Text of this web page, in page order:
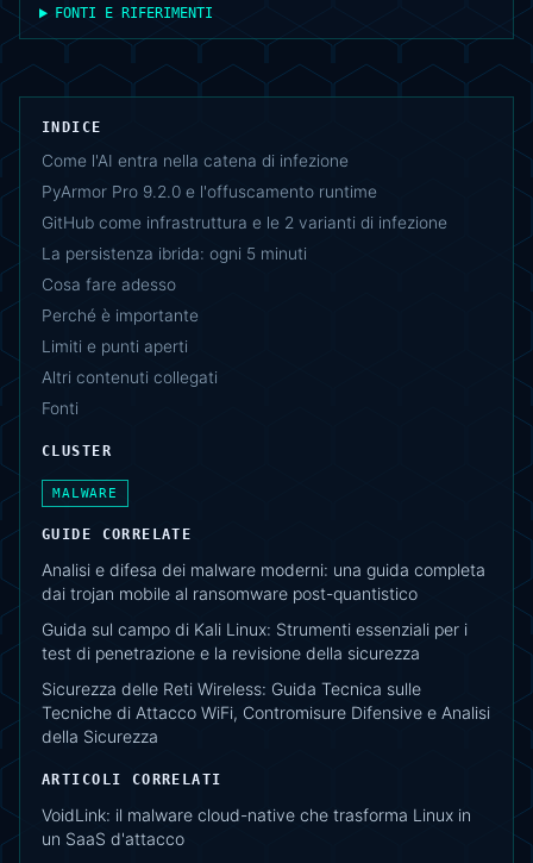
FONTI E RIFERIMENTI
INDICE
Come l'AI entra nella catena di infezione
PyArmor Pro 9.2.0 e l'offuscamento runtime
GitHub come infrastruttura e le 2 varianti di infezione
La persistenza ibrida: ogni 5 minuti
Cosa fare adesso
Perché è importante
Limiti e punti aperti
Altri contenuti collegati
Fonti
CLUSTER
MALWARE
GUIDE CORRELATE
Analisi e difesa dei malware moderni: una guida completa
dai trojan mobile al ransomware post-quantistico
Guida sul campo di Kali Linux: Strumenti essenziali per i
test di penetrazione e la revisione della sicurezza
Sicurezza delle Reti Wireless: Guida Tecnica sulle
Tecniche di Attacco WiFi, Contromisure Difensive e Analisi
della Sicurezza
ARTICOLI CORRELATI
VoidLink: il malware cloud-native che trasforma Linux in
un SaaS d'attacco